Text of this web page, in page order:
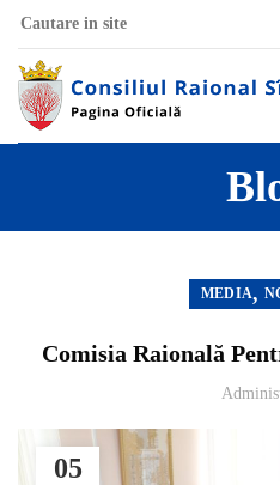
MEDIA,
Comisia Raională
05